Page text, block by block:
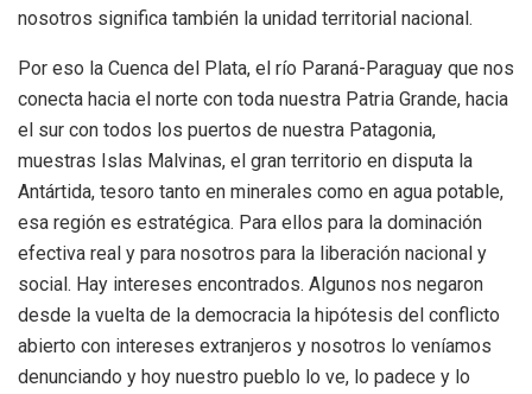
nosotros significa también la unidad territorial nacional.
Por eso la Cuenca del Plata, el río Paraná-Paraguay que nos
conecta hacia el norte con toda nuestra Patria Grande, hacia
el sur con todos los puertos de nuestra Patagonia,
muestras Islas Malvinas, el gran territorio en disputa la
Antártida, tesoro tanto en minerales como en agua potable,
esa región es estratégica. Para ellos para la dominación
efectiva real y para nosotros para la liberación nacional y
social. Hay intereses encontrados. Algunos nos negaron
desde la vuelta de la democracia la hipótesis del conflicto
abierto con intereses extranjeros y nosotros lo veníamos
denunciando y hoy nuestro pueblo lo ve, lo padece y lo